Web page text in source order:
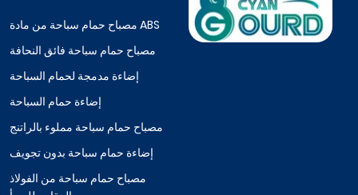
مصباح حمام سباحة من مادة ABS
مصباح حمام سباحة فائق النحافة
إضاءة مدمجة لحمام السباحة
إضاءة حمام السباحة
مصباح حمام سباحة مملوء بالراتنج
إضاءة حمام سباحة بدون تجويف
مصباح حمام سباحة من الفولاذ